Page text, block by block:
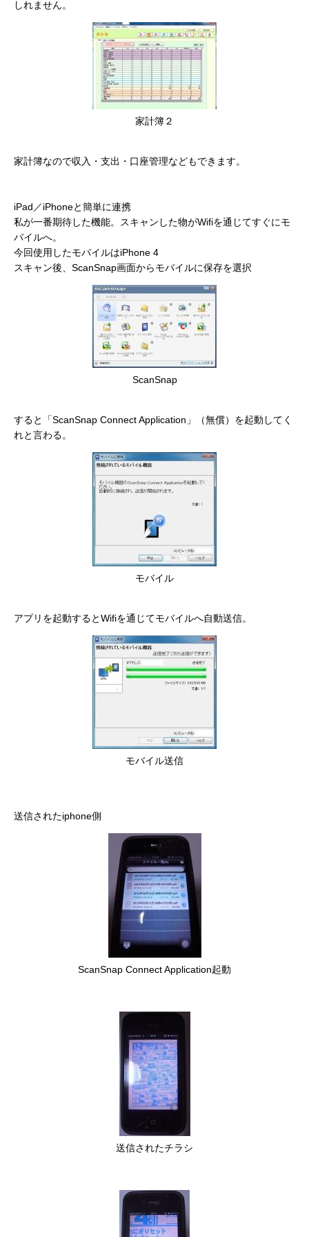
しれません。
家計簿２
家計簿なので収入・支出・口座管理などもできます。
iPad／iPhoneと簡単に連携
私が一番期待した機能。スキャンした物がWifiを通じてすぐにモ
バイルへ。
今回使用したモバイルはiPhone 4
スキャン後、ScanSnap画面からモバイルに保存を選択
ScanSnap
すると「ScanSnap Connect Application」（無償）を起動してく
れと言わる。
モバイル
アプリを起動するとWifiを通じてモバイルへ自動送信。
モバイル送信
送信されたiphone側
ScanSnap Connect Application起動
送信されたチラシ